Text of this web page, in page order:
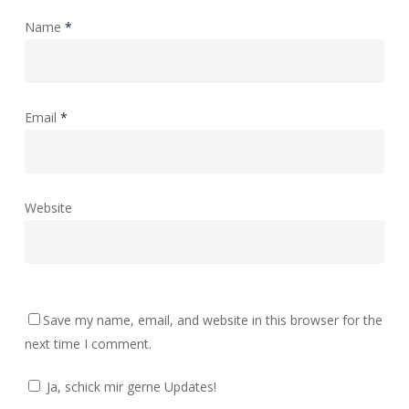
Name *
Email *
Website
Save my name, email, and website in this browser for the
next time I comment.
Ja, schick mir gerne Updates!